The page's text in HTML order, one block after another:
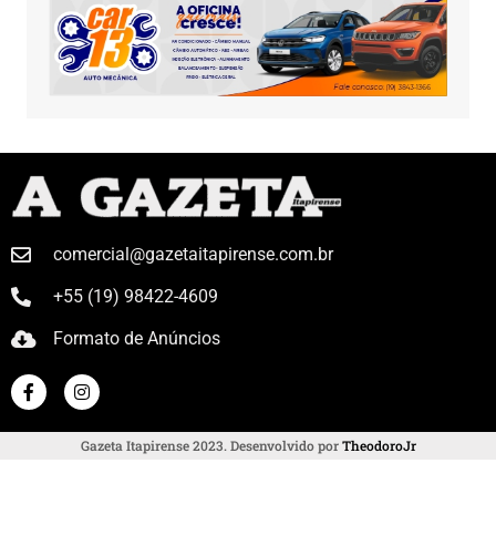
comercial@gazetaitapirense.com.br
+55 (19) 98422-4609
Formato de Anúncios
Gazeta Itapirense 2023. Desenvolvido porTheodoroJr